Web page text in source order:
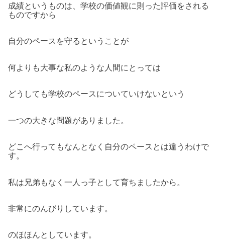
成績というものは、学校の価値観に則った評価をされる
ものですから
自分のペースを守るということが
何よりも大事な私のような人間にとっては
どうしても学校のペースについていけないという
一つの大きな問題がありました。
どこへ行ってもなんとなく自分のペースとは違うわけで
す。
私は兄弟もなく一人っ子として育ちましたから。
非常にのんびりしています。
のほほんとしています。